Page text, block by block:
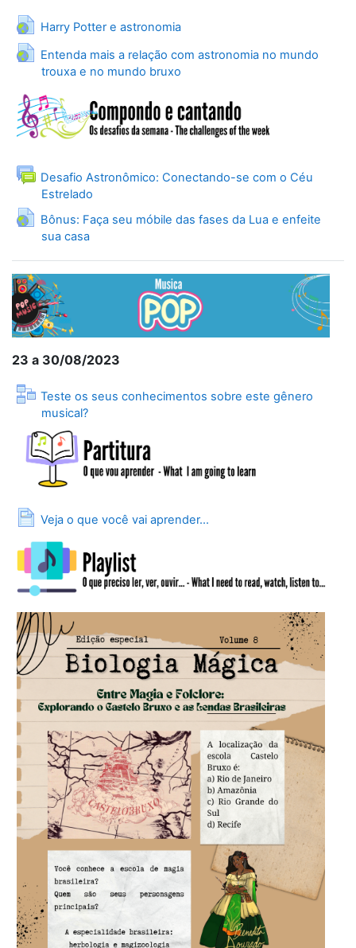
Harry Potter e astronomia
URL
Entenda mais a relação com astronomia no mundo
trouxa e no mundo bruxo
URL
Desafio Astronômico: Conectando-se com o Céu
Estrelado
Forum
Bônus: Faça seu móbile das fases da Lua e enfeite
sua casa
URL
23 a 30/08/2023
Teste os seus conhecimentos sobre este gênero
musical?
Lesson
Veja o que você vai aprender...
Page